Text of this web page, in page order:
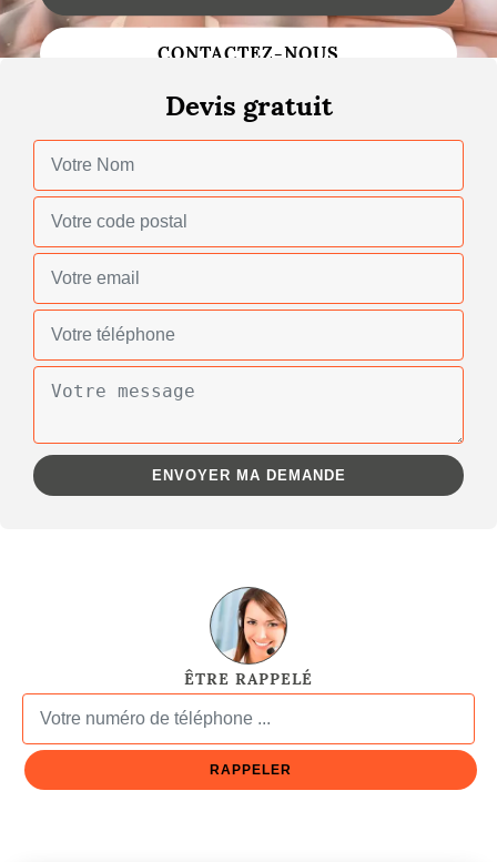
Changement de toiture
Gouttières
Réparation de toiture
CONTACTEZ-NOUS
Devis gratuit
ÊTRE RAPPELÉ